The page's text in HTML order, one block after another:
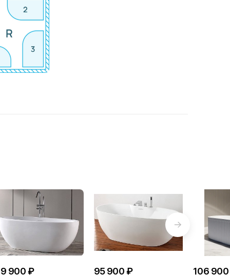
900 ₽ 95 900 ₽ 106